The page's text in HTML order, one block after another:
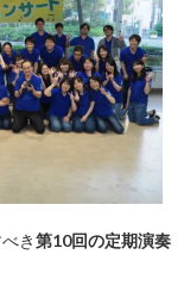
き第10回の定期演奏